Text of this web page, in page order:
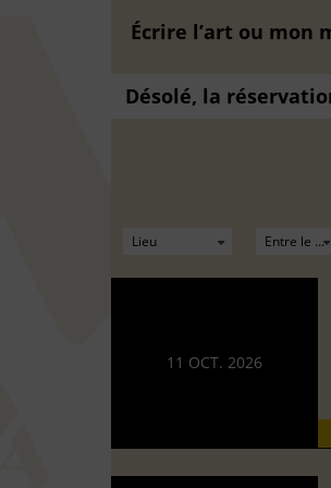
Écrire l’art ou mon
Désolé, la
11 OCT. 2026